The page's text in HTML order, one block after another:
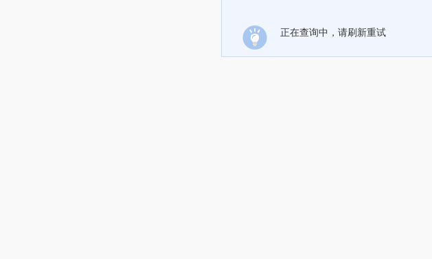
正在查询中，请刷新重试